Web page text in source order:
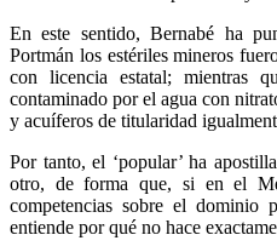
En este sentido, Bernabé ha
Portmán los estériles mineros
con licencia estatal; mientras
contaminado por el agua con
y acuíferos de titularidad
Por tanto, el ‘popular’ ha
otro, de forma que, si en el
competencias sobre el dominio
entiende por qué no hace